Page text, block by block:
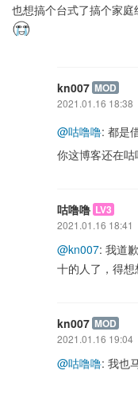
也想搞个台式了搞个家
kn007 MOD
2021.01.16 18:38
@咕噜噜: 都是
你这博客还在
咕噜噜 LV3
2021.01.16 18:41
@kn007: 我道歉
十的人了，得想
kn007 MOD
2021.01.16 19:04
@咕噜噜: 我也